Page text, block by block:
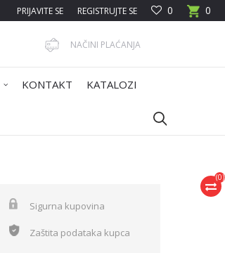
0
0
PRIJAVITE SE REGISTRUJTE SE
NAČINI PLAĆANJA
KONTAKT KATALOZI
(0)
Sigurna kupovina
Zaštita podataka kupca